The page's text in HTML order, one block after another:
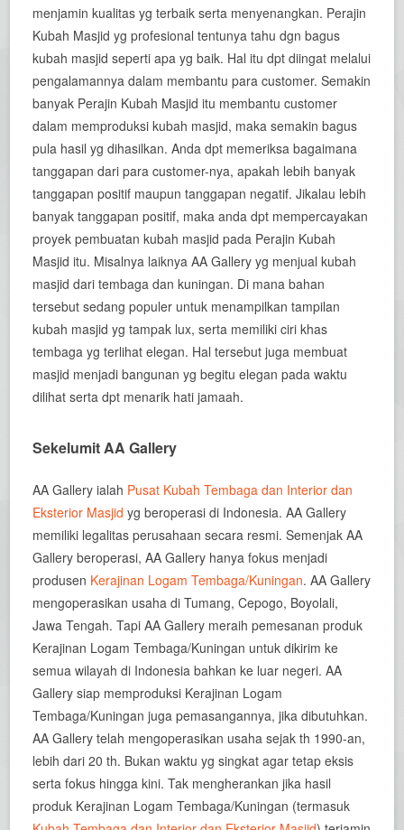
menjamin kualitas yg terbaik serta menyenangkan. Perajin
Kubah Masjid yg profesional tentunya tahu dgn bagus
kubah masjid seperti apa yg baik. Hal itu dpt diingat melalui
pengalamannya dalam membantu para customer. Semakin
banyak Perajin Kubah Masjid itu membantu customer
dalam memproduksi kubah masjid, maka semakin bagus
pula hasil yg dihasilkan. Anda dpt memeriksa bagaimana
tanggapan dari para customer-nya, apakah lebih banyak
tanggapan positif maupun tanggapan negatif. Jikalau lebih
banyak tanggapan positif, maka anda dpt mempercayakan
proyek pembuatan kubah masjid pada Perajin Kubah
Masjid itu. Misalnya laiknya AA Gallery yg menjual kubah
masjid dari tembaga dan kuningan. Di mana bahan
tersebut sedang populer untuk menampilkan tampilan
kubah masjid yg tampak lux, serta memiliki ciri khas
tembaga yg terlihat elegan. Hal tersebut juga membuat
masjid menjadi bangunan yg begitu elegan pada waktu
dilihat serta dpt menarik hati jamaah.
Sekelumit AA Gallery
AA Gallery ialah Pusat Kubah Tembaga dan Interior dan
Eksterior Masjid yg beroperasi di Indonesia. AA Gallery
memiliki legalitas perusahaan secara resmi. Semenjak AA
Gallery beroperasi, AA Gallery hanya fokus menjadi
produsen Kerajinan Logam Tembaga/Kuningan. AA Gallery
mengoperasikan usaha di Tumang, Cepogo, Boyolali,
Jawa Tengah. Tapi AA Gallery meraih pemesanan produk
Kerajinan Logam Tembaga/Kuningan untuk dikirim ke
semua wilayah di Indonesia bahkan ke luar negeri. AA
Gallery siap memproduksi Kerajinan Logam
Tembaga/Kuningan juga pemasangannya, jika dibutuhkan.
AA Gallery telah mengoperasikan usaha sejak th 1990-an,
lebih dari 20 th. Bukan waktu yg singkat agar tetap eksis
serta fokus hingga kini. Tak mengherankan jika hasil
produk Kerajinan Logam Tembaga/Kuningan (termasuk